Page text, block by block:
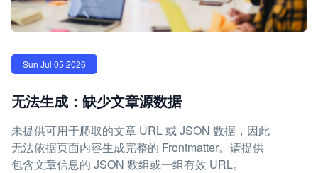
Sun Jul 05 2026
无法生成：缺少文章源数据
未提供可用于爬取的文章 URL 或 JSON 数据，因此
无法依据页面内容生成完整的 Frontmatter。请提供
包含文章信息的 JSON 数组或一组有效 URL。